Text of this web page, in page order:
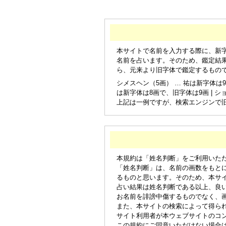
本サイトで名前を入力する際に、新
名前を占います。そのため、鑑定結
ら、元来より旧字体で鑑定するもの
シメスヘン（5画） … 祐は新字体は
は新字体は8画で、旧字体は9画 | シ
上記は一例ですが、検索エンジン
本規約は「姓名判断」をご利用いた
「姓名判断」は、名前の画数をも
るものと思います。そのため、本サ
占い結果は姓名判断である以上、良
お名前を誹謗中傷するものでなく、
また、本サイトの検索によって得ら
サイト利用者が本ウェブサイトのコ